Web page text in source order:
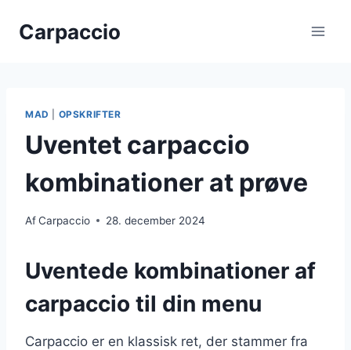
Carpaccio
MAD OPSKRIFTER
Uventet carpaccio
kombinationer at prøve
AfCarpaccio 28. december 2024
Uventede kombinationer af
carpaccio til din menu
Carpaccio er en klassisk ret, der stammer fra